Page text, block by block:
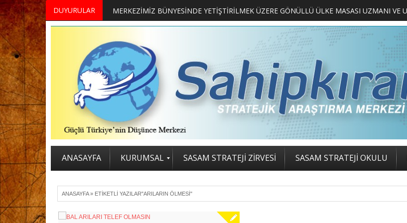
DUYURULAR
ANASAYFA KURUMSAL SASAM STRATEJİ ZİRVESİ SASAM STRATEJİ OKULU
ANASAYFA» ETIKETLI YAZILAR"ARILARIN ÖLMESI"